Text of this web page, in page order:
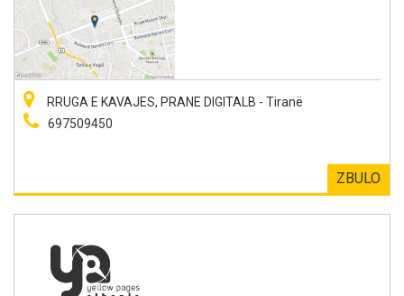
RRUGA E KAVAJES, PRANE DIGITALB - Tiranë
697509450
ZBULO